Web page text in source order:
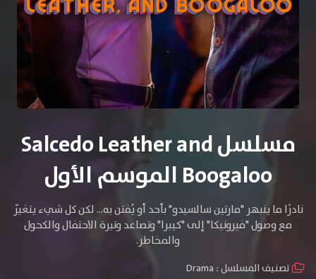
مسلسل Salcedo Leather and
Boogaloo الموسم الأول
نادرًا ما ينبهر "مارتين سالسيدو" بأحد أو يُفتن به... لكن كل شيء يتغيّر
مع وصول "فيرونيكا" إلى "كيبرا" وتصاعد وتيرة الاحتفال والكحول
والمخاطر.
تصنيف المسلسل : Drama